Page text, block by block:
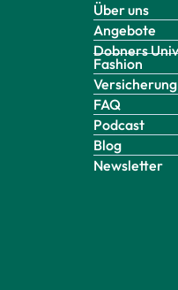
Über uns
Angebote
Dobners
Fashion
Versicherung
FAQ
Podcast
Blog
Newsletter